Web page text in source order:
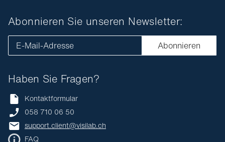
Haben Sie Fragen?
Kontaktformular
058 710 06 50
support.client@visilab.ch
FAQ
Abonnieren Sie unseren Newsletter:
E-Mail-Adresse Abonnieren